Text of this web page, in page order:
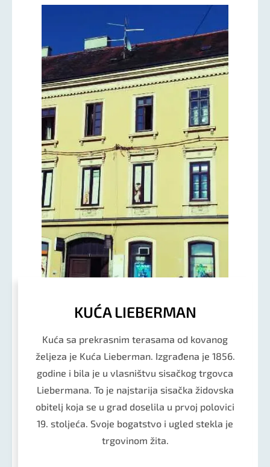
KUĆA LIEBERMAN
Kuća sa prekrasnim terasama od kovanog
željeza je Kuća Lieberman. Izgrađena je 1856.
godine i bila je u vlasništvu sisačkog trgovca
Liebermana. To je najstarija sisačka židovska
obitelj koja se u grad doselila u prvoj polovici
19. stoljeća. Svoje bogatstvo i ugled stekla je
trgovinom žita.